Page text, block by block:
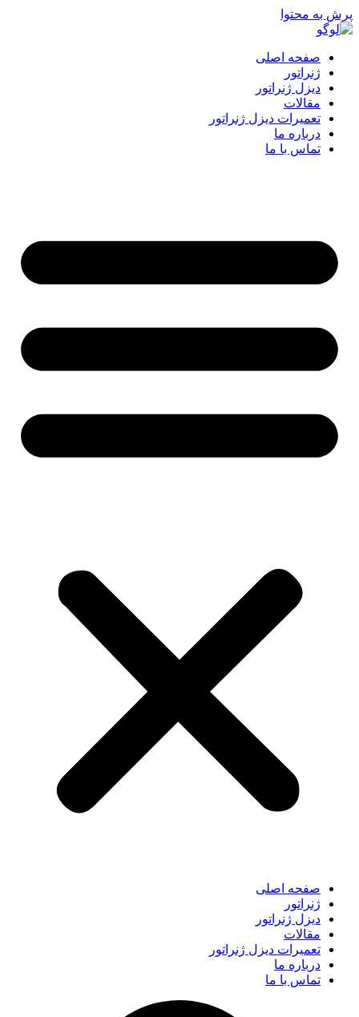
پرش به محتوا
صفحه اصلی
ژنراتور
دیزل ژنراتور
مقالات
تعمیرات دیزل ژنراتور
درباره ما
تماس با ما
صفحه اصلی
ژنراتور
دیزل ژنراتور
مقالات
تعمیرات دیزل ژنراتور
درباره ما
تماس با ما